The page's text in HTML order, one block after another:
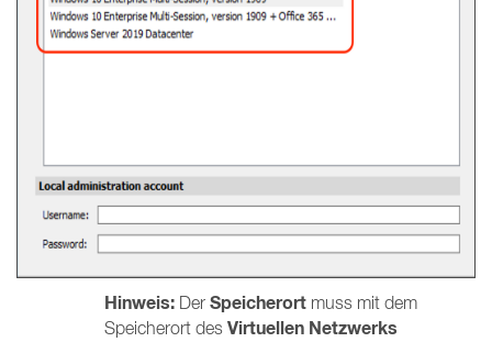
Hinweis: Der Speicherort muss mit dem
Speicherort des Virtuellen Netzwerks